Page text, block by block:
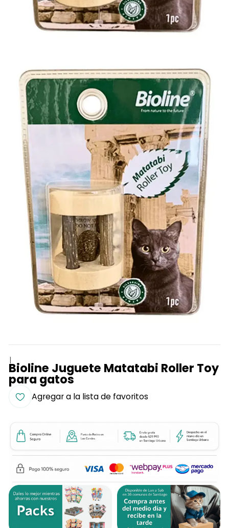
|
Bioline Juguete Matatabi Roller Toy
para gatos
Agregar a la lista de favoritos